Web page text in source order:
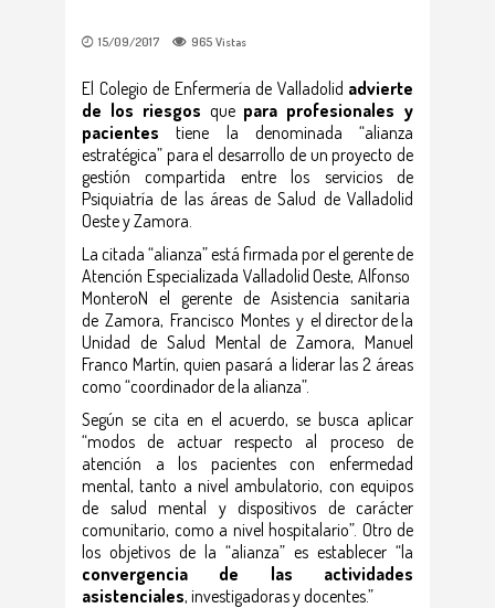
15/09/2017 965 Vistas
El Colegio de Enfermería de Valladolid advierte
de los riesgos que para profesionales y
pacientestiene la denominada “alianza
estratégica” para el desarrollo de un proyecto de
gestión compartida entre los servicios de
Psiquiatría de las áreas de Salud de Valladolid
Oeste y Zamora.
La citada “alianza” está firmada por el gerente de
Atención Especializada Valladolid Oeste, Alfonso
MonteroN el gerente de Asistencia sanitaria
de Zamora, Francisco Montes y el director de la
Unidad de Salud Mental de Zamora, Manuel
Franco Martín, quien pasará a liderar las 2 áreas
como “coordinador de la alianza”.
Según se cita en el acuerdo, se busca aplicar
“modos de actuar respecto al proceso de
atención a los pacientes con enfermedad
mental, tanto a nivel ambulatorio, con equipos
de salud mental y dispositivos de carácter
comunitario, como a nivel hospitalario”. Otro de
los objetivos de la “alianza” es establecer “la
convergencia de las actividades
asistenciales, investigadoras y docentes.”